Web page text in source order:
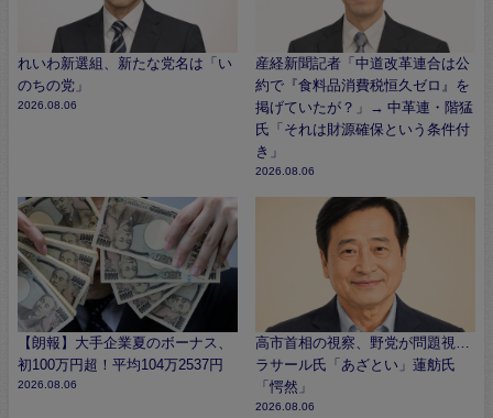
れいわ新選組、新たな党名は「い
のちの党」
2026.08.06
産経新聞記者「中道改革連合は公
約で『食料品消費税恒久ゼロ』を
掲げていたが？」→ 中革連・階猛
氏「それは財源確保という条件付
き」
2026.08.06
【朗報】大手企業夏のボーナス、
初100万円超！平均104万2537円
2026.08.06
高市首相の視察、野党が問題視…
ラサール氏「あざとい」蓮舫氏
「愕然」
2026.08.06